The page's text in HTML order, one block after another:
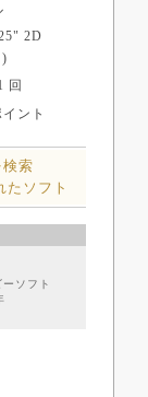
2D
回
ント
索
たソフト
ーソフト